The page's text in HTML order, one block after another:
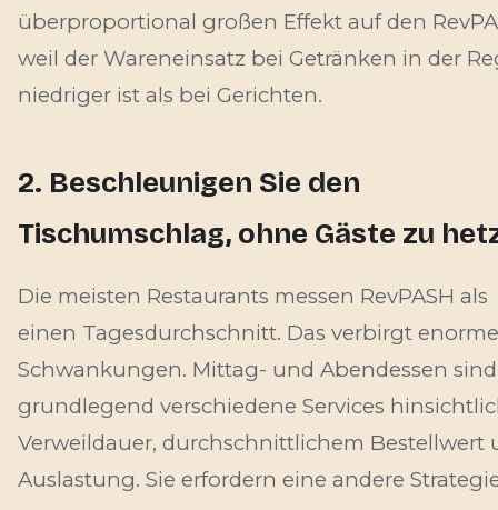
überproportional großen Effekt auf den
weil der Wareneinsatz bei Getränken in der
niedriger ist als bei Gerichten.
2. Beschleunigen Sie den
Tischumschlag, ohne Gäste zu
Die meisten Restaurants messen RevPASH als
einen Tagesdurchschnitt. Das verbirgt enorme
Schwankungen. Mittag- und Abendessen sind
grundlegend verschiedene Services
Verweildauer, durchschnittlichem Bestellwert
Auslastung. Sie erfordern eine andere